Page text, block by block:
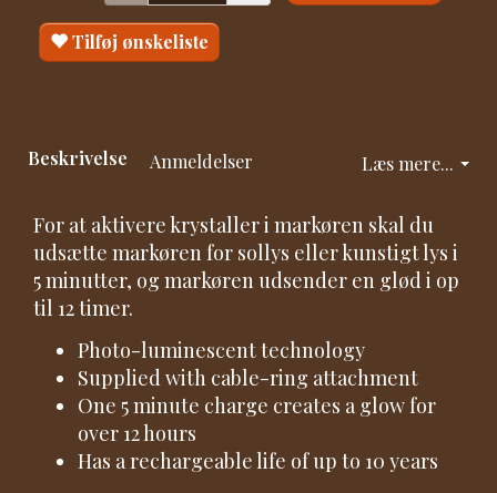
Tilføj ønskeliste
Læs mere...
Beskrivelse Anmeldelser
For at aktivere krystaller i markøren skal du
udsætte markøren for sollys eller kunstigt lys i
5 minutter, og markøren udsender en glød i op
til 12 timer.
Photo-luminescent technology
Supplied with cable-ring attachment
One 5 minute charge creates a glow for
over 12 hours
Has a rechargeable life of up to 10 years